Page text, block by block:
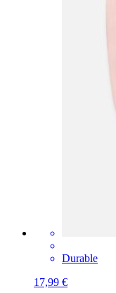
Durable
17,99 €